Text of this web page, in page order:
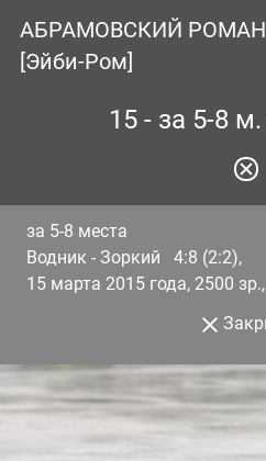
АБРАМОВСКИЙ РОМАН,
[Эйби-Ром]
15 - за 5-8
за 5-8 места
Водник - Зоркий 4:8 (2:2),
15 марта 2015 года, 2500 зр.,